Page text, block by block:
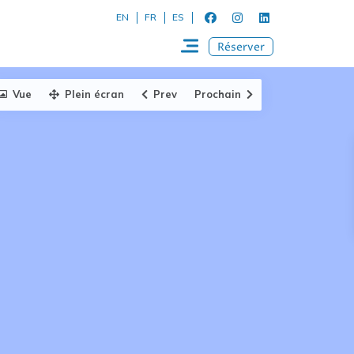
EN FR ES
Réserver
Vue Plein écran Prev Prochain